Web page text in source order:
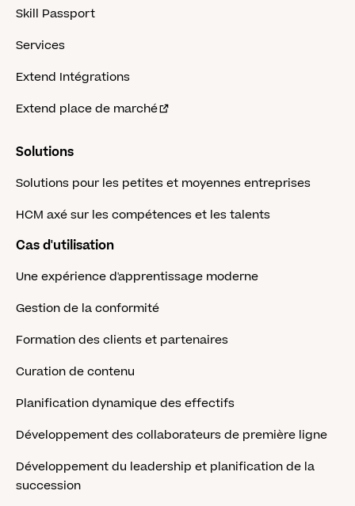
Skill Passport
Services
Extend Intégrations
Extend place de marché
Solutions
Solutions pour les petites et moyennes entreprises
HCM axé sur les compétences et les talents
Cas d'utilisation
Une expérience d'apprentissage moderne
Gestion de la conformité
Formation des clients et partenaires
Curation de contenu
Planification dynamique des effectifs
Développement des collaborateurs de première ligne
Développement du leadership et planification de la
succession